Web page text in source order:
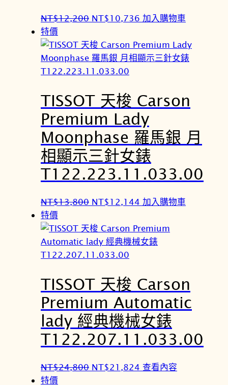
NT$12,200 原
價
格
：
T
$
1
2
,
2
0
。
NT$10,736 目
價
格
T
$
1
0
,
7
3
。
加入購物車
特價
TISSOT 天梭 Carson
Premium Lady
Moonphase 羅馬銀 月
相顯示三針女錶
T122.223.11.033.00
NT$13,800 原
價
格
：
T
$
1
3
,
8
0
NT$12,144 目
價
格
T
$
1
2
1
4
加入購物車
特價
TISSOT 天梭 Carson
Premium Automatic
lady 經典機械女錶
T122.207.11.033.00
NT$24,800 原
NT$21,824 目
查看內容
特價